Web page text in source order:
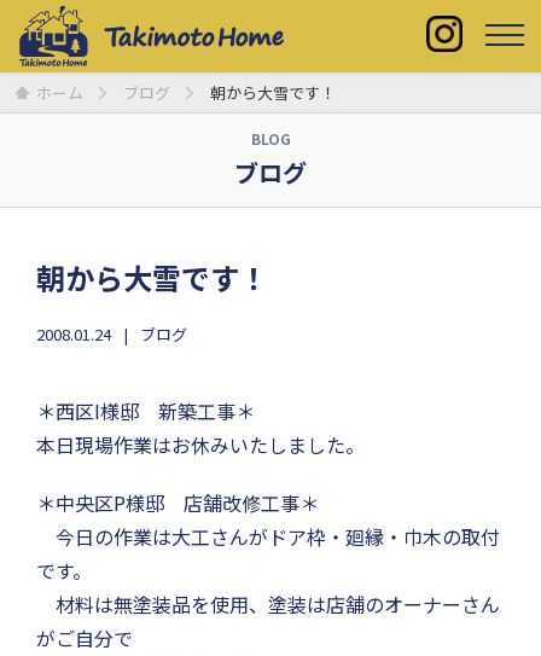
ホーム ブログ 朝から大雪です！
BLOG
ブログ
朝から大雪です！
2008.01.24 ブログ
＊西区I様邸 新築工事＊
本日現場作業はお休みいたしました。
＊中央区P様邸 店舗改修工事＊
今日の作業は大工さんがドア枠・廻縁・巾木の取付
です。
材料は無塗装品を使用、塗装は店舗のオーナーさん
がご自分で